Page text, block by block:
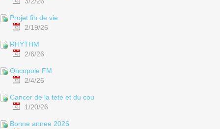
Projet fin de vie
2/19/26
RHYTHM
2/6/26
Oncopole FM
2/4/26
Cancer de la tete et du cou
1/20/26
Bonne annee 2026